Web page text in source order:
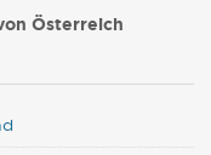
Österreich